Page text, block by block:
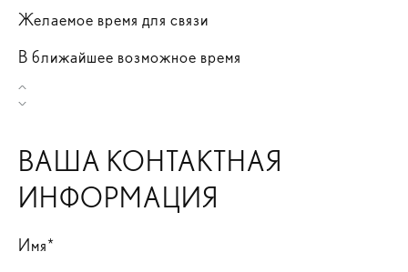
Желаемое время для связи
В ближайшее возможное время
ВАША КОНТАКТНАЯ
ИНФОРМАЦИЯ
Имя*